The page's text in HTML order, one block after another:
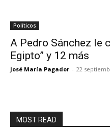
Políticos
A Pedro Sánchez le
Egipto” y 12 más
José María Pagador - 22
MOST READ